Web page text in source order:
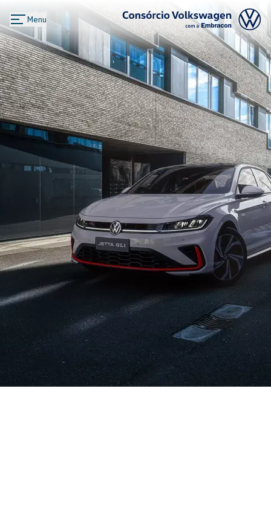
Menu
Logo Consórcio Volkswagen com a